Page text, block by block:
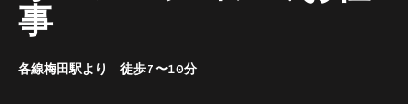
事
各線梅田駅より 徒歩7〜10分